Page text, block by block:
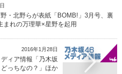
・北野らが表紙「BOMB!」3月号、裏
まれの万理華×星野を起用
2016年1月28日
ィア情報「乃木坂
っちなの？」ほか